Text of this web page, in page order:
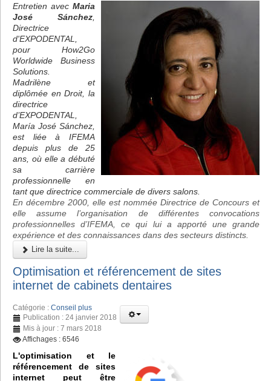
Entretien avec Maria
José Sánchez
Directrice
d'EXPODENTAL,
pour How2Go
Worldwide Business
Solutions.
Madrilène et
diplômée en Droit, la
directrice
d’EXPODENTAL,
María José Sánchez,
est liée à IFEMA
depuis plus de 25
ans, où elle a débuté
sa carrière
professionnelle en
tant que directrice commerciale de divers salons.
En décembre 2000, elle est nommée Directrice de Concours et
elle assume l’organisation de différentes convocations
professionnelles d’IFEMA, ce qui lui a apporté une grande
expérience et des connaissances dans des secteurs distincts.
Lire la suite...
Optimisation et référencement de sites
internet de cabinets dentaires
Catégorie : Conseil plus
Publication : 24 janvier 2018
Mis à jour : 7 mars 2018
Affichages : 6546
L'optimisation et le
référencement de sites
internet peut être